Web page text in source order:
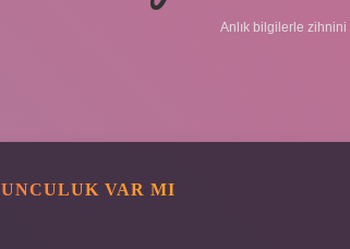
Anlık bilgilerle zihnini
VAR MI